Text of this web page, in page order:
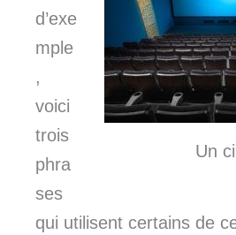
Un
d’exe
mple
,
voici
trois
phra
ses
qui utilisent certains de